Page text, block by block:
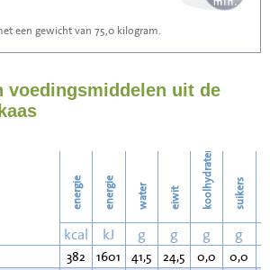
4
een gewicht van 75,0 kilogram.
voedingsmiddelen uit de
energie energie water eiwit koolhydraten suikers
kcal kJ g g g g
382 1601 41,5 24,5 0,0 0,0